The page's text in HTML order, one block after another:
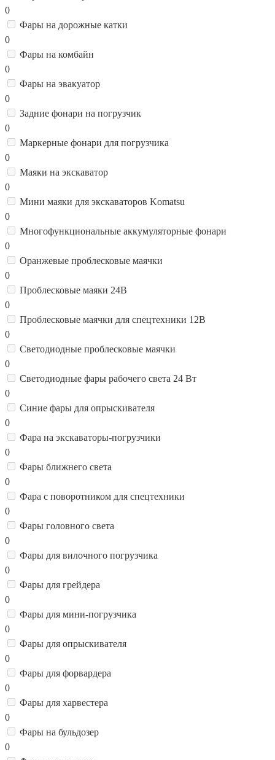
0
Фары на дорожные катки
0
Фары на комбайн
0
Фары на эвакуатор
0
Задние фонари на погрузчик
0
Маркерные фонари для погрузчика
0
Маяки на экскаватор
0
Мини маяки для экскаваторов Komatsu
0
Многофункциональные аккумуляторные фонари
0
Оранжевые проблесковые маячки
0
Проблесковые маяки 24В
0
Проблесковые маячки для спецтехники 12В
0
Светодиодные проблесковые маячки
0
Светодиодные фары рабочего света 24 Вт
0
Синие фары для опрыскивателя
0
Фара на экскаваторы-погрузчики
0
Фары ближнего света
0
Фара с поворотником для спецтехники
0
Фары головного света
0
Фары для вилочного погрузчика
0
Фары для грейдера
0
Фары для мини-погрузчика
0
Фары для опрыскивателя
0
Фары для форвардера
0
Фары для харвестера
0
Фары на бульдозер
0